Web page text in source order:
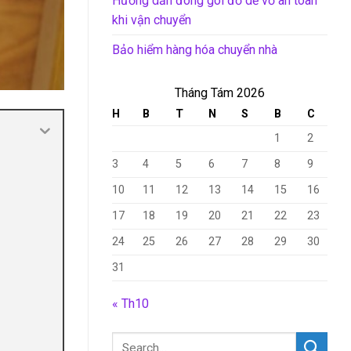
khi vận chuyển
Bảo hiểm hàng hóa chuyển nhà
Tháng Tám 2026
H B T N S B
C
1
2
3
4 5 6 7 8
9
10
11 12 13 14 15
16
17
18 19 20 21 22
23
24
25 26 27 28 29
30
31
« Th10